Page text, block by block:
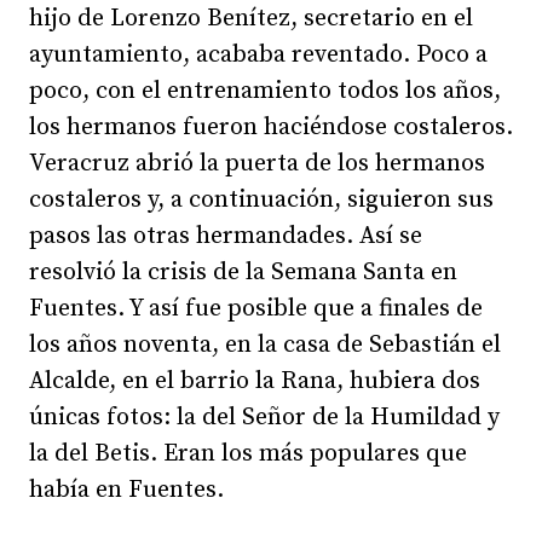
hijo de Lorenzo Benítez, secretario en el
ayuntamiento, acababa reventado. Poco a
poco, con el entrenamiento todos los años,
los hermanos fueron haciéndose costaleros.
Veracruz abrió la puerta de los hermanos
costaleros y, a continuación, siguieron sus
pasos las otras hermandades. Así se
resolvió la crisis de la Semana Santa en
Fuentes. Y así fue posible que a finales de
los años noventa, en la casa de Sebastián el
Alcalde, en el barrio la Rana, hubiera dos
únicas fotos: la del Señor de la Humildad y
la del Betis. Eran los más populares que
había en Fuentes.